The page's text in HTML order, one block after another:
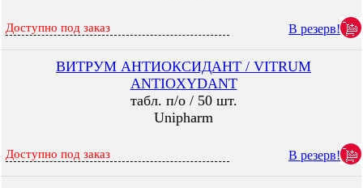
Доступно под заказ В резерв!
ВИТРУМ АНТИОКСИДАНТ / VITRUM
ANTIOXYDANT
табл. п/о / 50 шт.
Unipharm
Доступно под заказ В резерв!